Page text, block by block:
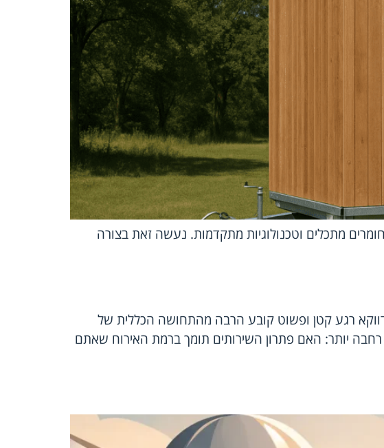
מתכלים וטכנולוגיות מתקדמות. נעשה זאת בצורה
רגע קטן ופשוט קובע הרבה מהתחושה הכללית של
יותר: האם פתרון השירותים תומך ברמת האירוח שאתם